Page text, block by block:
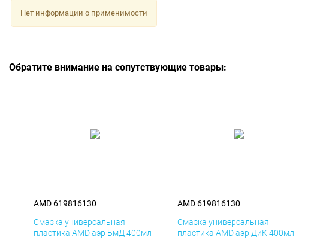
Нет информации о применимости
Обратите внимание на сопутствующие товары:
AMD 619816130
Смазка универсальная
пластика AMD аэр БмД 400мл
AMD 619816130
Смазка универсальная
пластика AMD аэр ДиК 400мл